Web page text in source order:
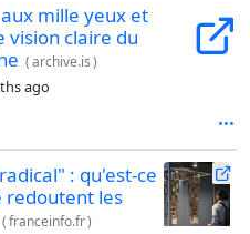
mille yeux et
vision claire du
(archive.is)
ago
: qu'est-ce
redoutent les
(franceinfo.fr)